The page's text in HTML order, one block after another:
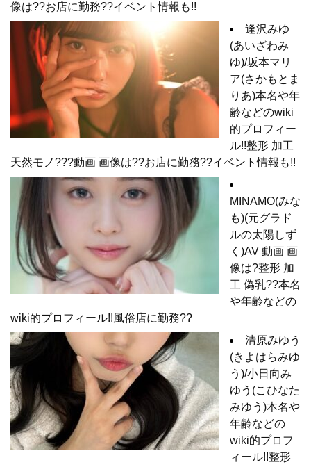
像は??お店に勤務??イベント情報も!!
逢沢みゆ
(あいざわみ
ゆ)/坂本マリ
ア(さかもとま
りあ)本名や年
齢などのwiki
的プロフィー
ル!!整形 加工
天然モノ???動画 画像は??お店に勤務??イベント情報も!!
MINAMO(みな
も)(元グラド
ルの太陽しず
く)AV 動画 画
像は?整形 加
工 偽乳??本名
や年齢などの
wiki的プロフィール!!風俗店に勤務??
清原みゆう
(きよはらみゆ
う)/小日向み
ゆう(こひなた
みゆう)本名や
年齢などの
wiki的プロフ
ィール!!整形